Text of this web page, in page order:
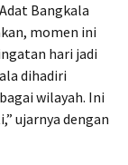
Bangkala
momen ini
hari jadi
dihadiri
wilayah. Ini
ujarnya dengan